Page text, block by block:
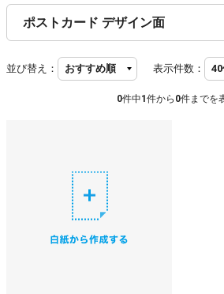
並び替え： 表示件数：
0件中1 件から 0件までを